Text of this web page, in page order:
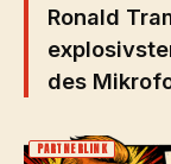
Ronald
des
PARTNERLINK